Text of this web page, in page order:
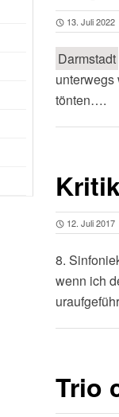
13. Juli 2022
Darmstadt
unterwegs
tönten….
12. Juli 2017
8.
wenn ich
Trio